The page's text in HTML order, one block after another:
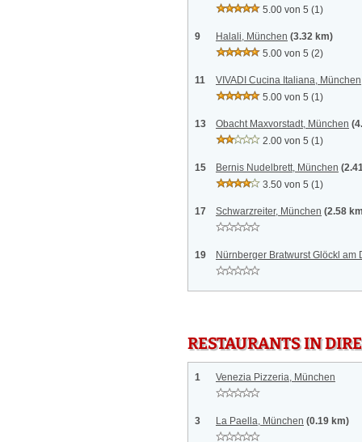
5.00 von 5 (1)
9 Halali, München (3.32 km)
5.00 von 5 (2)
11
VIVADI Cucina Italiana, München
5.00 von 5 (1)
13 Obacht Maxvorstadt, München
2.00 von 5 (1)
15 Bernis Nudelbrett, München
3.50 von 5 (1)
17 Schwarzreiter, München (2.58
19 Nürnberger Bratwurst Glöckl am
RESTAURANTS IN
1 Venezia Pizzeria, München
3 La Paella, München (0.19 km)